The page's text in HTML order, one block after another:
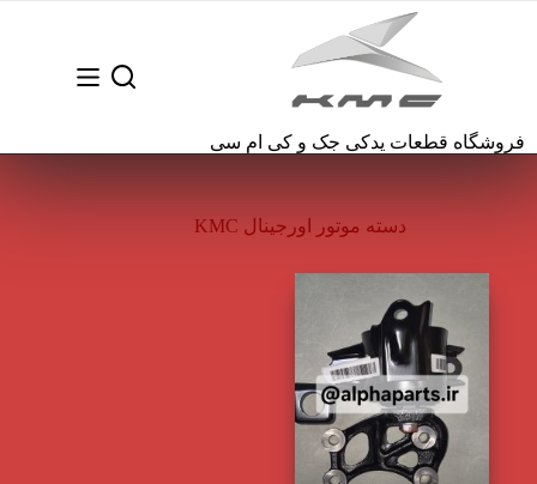
فروشگاه قطعات یدکی جک و کی ام سی
دسته موتور اورجینال KMC